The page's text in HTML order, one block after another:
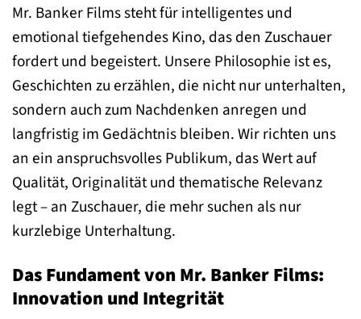
Mr. Banker Films steht für intelligentes und
emotional tiefgehendes Kino, das den Zuschauer
fordert und begeistert. Unsere Philosophie ist es,
Geschichten zu erzählen, die nicht nur unterhalten,
sondern auch zum Nachdenken anregen und
langfristig im Gedächtnis bleiben. Wir richten uns
an ein anspruchsvolles Publikum, das Wert auf
Qualität, Originalität und thematische Relevanz
legt – an Zuschauer, die mehr suchen als nur
kurzlebige Unterhaltung.
Das Fundament von Mr. Banker Films:
Innovation und Integrität